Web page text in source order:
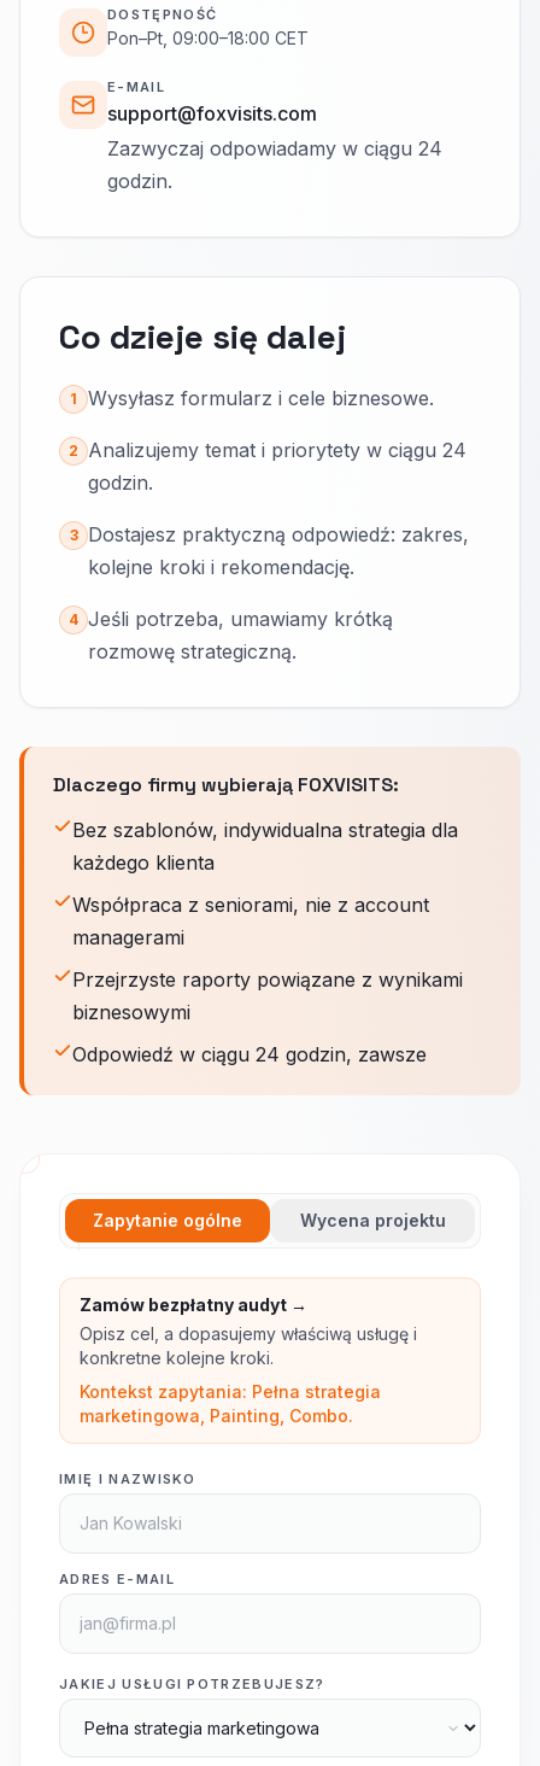
DOSTĘPNOŚĆ
Pon–Pt, 09:00–18:00 CET
E-MAIL
support@foxvisits.com
Zazwyczaj odpowiadamy w ciągu 24
godzin.
Co dzieje się dalej
1 Wysyłasz formularz i cele biznesowe.
2
Analizujemy temat i priorytety w ciągu 24
godzin.
3
Dostajesz praktyczną odpowiedź: zakres,
kolejne kroki i rekomendację.
4 Jeśli potrzeba, umawiamy krótką
rozmowę strategiczną.
Dlaczego firmy wybierają FOXVISITS:
Bez szablonów, indywidualna strategia dla
każdego klienta
Współpraca z seniorami, nie z account
managerami
Przejrzyste raporty powiązane z wynikami
biznesowymi
Odpowiedź w ciągu 24 godzin, zawsze
Zapytanie ogólne Wycena projektu
Zamów bezpłatny audyt →
Opisz cel, a dopasujemy właściwą usługę i
konkretne kolejne kroki.
Kontekst zapytania: Pełna strategia
marketingowa, Painting, Combo.
IMIĘ I NAZWISKO
ADRES E-MAIL
JAKIEJ USŁUGI POTRZEBUJESZ?